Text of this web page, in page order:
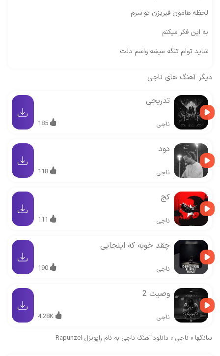
لحظه هامون فیریزن تو سرم
به این فکر میکنم
شاید توام تنگه میشه واسم دلت
دیگر آهنگ های ناجی
تدریجی
ناجی 185
دود
ناجی 118
کج
ناجی 111
چقد خوبه که اینجایی
ناجی 190
وصیت 2
ناجی 4.28K
سانگها » ناجی » دانلود آهنگ ناجی به نام راپونزل Rapunzel